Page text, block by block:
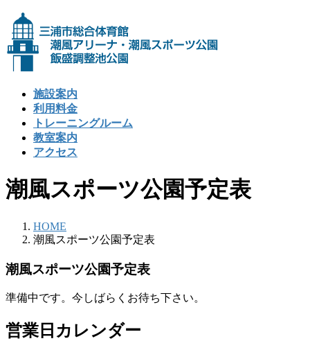
ン
テ
ン
ツ
ビ
ゲ
ー
シ
施設案内
利用料金
トレーニングルーム
教室案内
アクセス
潮風スポーツ公園予定表
HOME
潮風スポーツ公園予定表
潮風スポーツ公園予定表
準備中です。今しばらくお待ち下さい。
営業日カレンダー